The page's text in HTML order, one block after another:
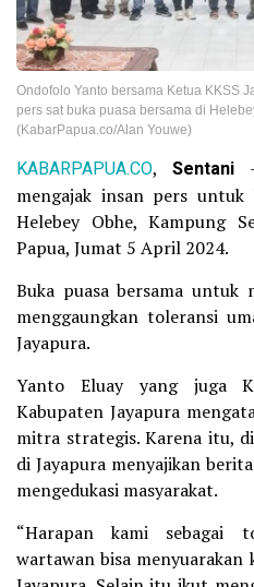
Ondofolo Yanto bersama Ketua KKSS
pers sat buka puasa bersama di
(KabarPapua.co/Alan Youwe)
KABARPAPUA.CO,Sentani
mengajak insan pers untuk
Helebey Obhe, Kampung
Papua, Jumat 5 April 2024.
Buka puasa bersama
menggaungkan toleransi
Jayapura.
Yanto Eluay yang juga
Kabupaten Jayapura
mitra strategis. Karena itu,
di Jayapura menyajikan
mengedukasi masyarakat.
“Harapan kami sebagai
wartawan bisa